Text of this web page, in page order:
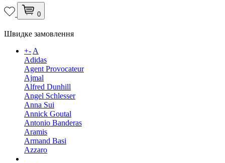
0
Швидке замовлення
+-A
Adidas
Agent Provocateur
Ajmal
Alfred Dunhill
Angel Schlesser
Anna Sui
Annick Goutal
Antonio Banderas
Aramis
Armand Basi
Azzaro